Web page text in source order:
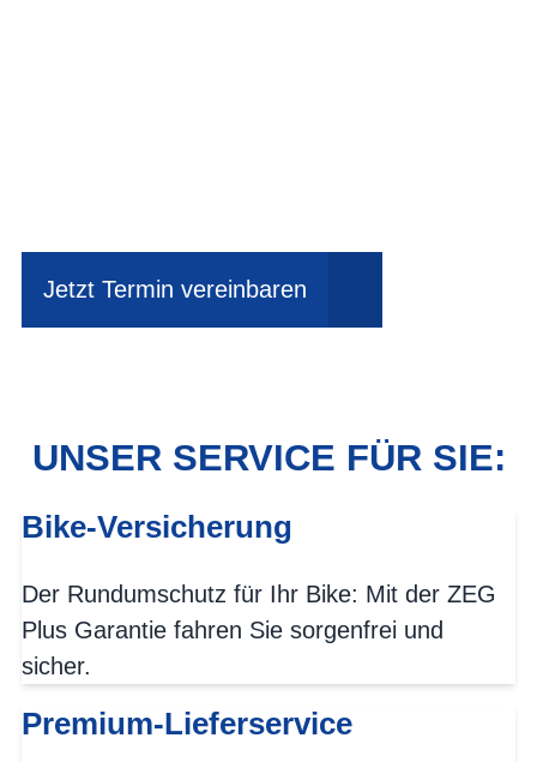
Jetzt Termin vereinbaren
UNSER SERVICE FÜR SIE:
Bike-Versicherung
Der Rundumschutz für Ihr Bike: Mit der ZEG
Plus Garantie fahren Sie sorgenfrei und
sicher.
Premium-Lieferservice